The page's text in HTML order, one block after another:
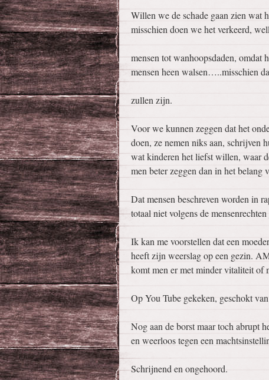
Willen we de schade gaan zien wat
misschien doen we het verkeerd,
mensen tot wanhoopsdaden, omdat
mensen heen walsen…..misschien
zullen zijn.
Voor we kunnen zeggen dat het
doen, ze nemen niks aan, schrijven
wat kinderen het liefst willen, waar
men beter zeggen dan in het belang
Dat mensen beschreven worden in
totaal niet volgens de mensenrechten
Ik kan me voorstellen dat een
heeft zijn weerslag op een gezin.
komt men er met minder vitaliteit of
Op You Tube gekeken, geschokt
Nog aan de borst maar toch abrupt
en weerloos tegen een
Schrijnend en ongehoord.